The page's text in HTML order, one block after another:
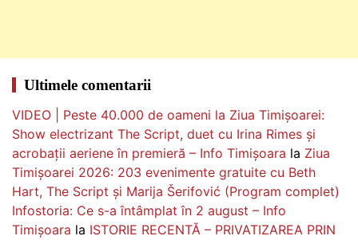
Ultimele comentarii
VIDEO | Peste 40.000 de oameni la Ziua Timișoarei:
Show electrizant The Script, duet cu Irina Rimes și
acrobații aeriene în premieră – Info Timișoara la Ziua
Timișoarei 2026: 203 evenimente gratuite cu Beth
Hart, The Script și Marija Šerifović (Program complet)
Infostoria: Ce s-a întâmplat în 2 august – Info
Timișoara la ISTORIE RECENTĂ – PRIVATIZAREA PRIN